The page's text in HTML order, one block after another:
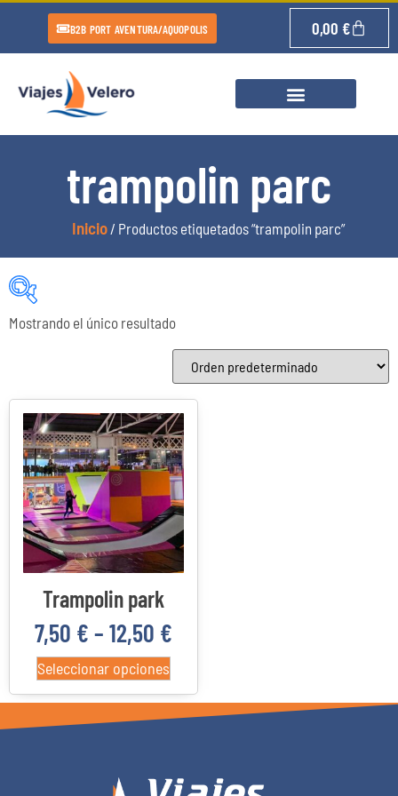
B2B PORT AVENTURA/AQUOPOLIS 0,00 €
trampolin parc
Inicio/ Productos etiquetados “trampolin parc”
Categorías del producto
Categorías del producto
22
Costa Daurada Delta del Ebro
Mostrando el único resultado
Trampolin park
7,50 € – 12,50 €
Seleccionar opciones